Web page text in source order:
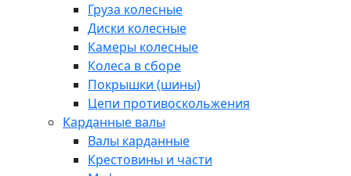
Груза колесные
Диски колесные
Камеры колесные
Колеса в сборе
Покрышки (шины)
Цепи противоскольжения
Карданные валы
Валы карданные
Крестовины и части